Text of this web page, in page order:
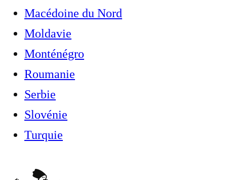
Macédoine du Nord
Moldavie
Monténégro
Roumanie
Serbie
Slovénie
Turquie